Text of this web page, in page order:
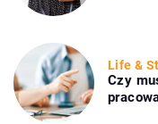
Life &
Czy